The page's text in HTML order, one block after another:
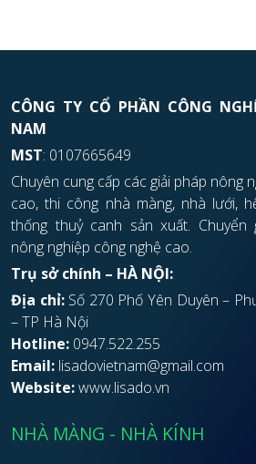
CÔNG TY CỔ PHẦN CÔNG
NAM
MST: 0107665649
Chuyên cung cấp các giải pháp nông
cao, thi công nhà màng, nhà lưới,
thống thuỷ canh sản xuất. Chuyển
nông nghiệp công nghệ cao.
Trụ sở chính – HÀ NỘI:
Địa chỉ:Số 270 Phố Yên Duyên –
– TP Hà Nội
Hotline: 0947.522.255
Email: lisadovietnam@gmail.com
Website:www.lisado.vn
NHÀ MÀNG - NHÀ KÍNH